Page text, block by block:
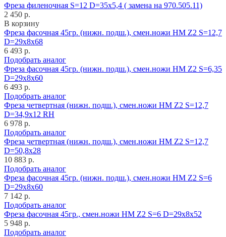
Фреза филеночная S=12 D=35x5,4 ( замена на 970.505.11)
2 450 р.
В корзину
Фреза фасочная 45гр. (нижн. подш.), смен.ножи HM Z2 S=12,7
D=29x8x68
6 493 р.
Подобрать аналог
Фреза фасочная 45гр. (нижн. подш.), смен.ножи HM Z2 S=6,35
D=29x8x60
6 493 р.
Подобрать аналог
Фреза четвертная (нижн. подш.), смен.ножи HM Z2 S=12,7
D=34,9x12 RH
6 978 р.
Подобрать аналог
Фреза четвертная (нижн. подш.), смен.ножи HM Z2 S=12,7
D=50,8x28
10 883 р.
Подобрать аналог
Фреза фасочная 45гр. (нижн. подш.), смен.ножи HM Z2 S=6
D=29x8x60
7 142 р.
Подобрать аналог
Фреза фасочная 45гр., смен.ножи HM Z2 S=6 D=29x8x52
5 948 р.
Подобрать аналог